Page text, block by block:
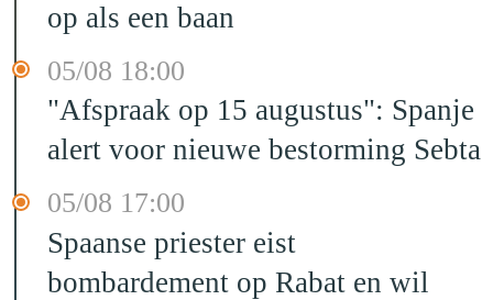
op als een baan
05/08 18:00
"Afspraak op 15 augustus": Spanje
alert voor nieuwe bestorming Sebta
05/08 17:00
Spaanse priester eist
bombardement op Rabat en wil